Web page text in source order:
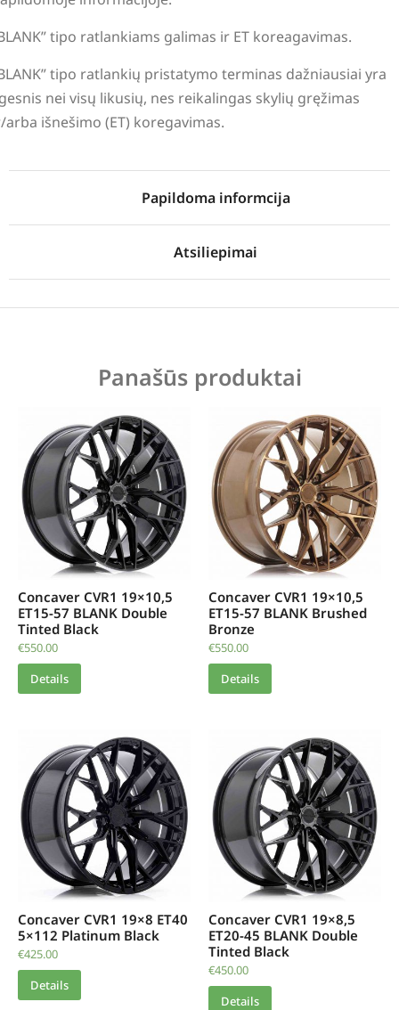
tipo ratlankiams galimas ir ET koreagavimas.
tipo ratlankių pristatymo terminas dažniausiai yra
nei visų likusių, nes reikalingas skylių gręžimas
arba išnešimo (ET) koregavimas.
Papildoma informcija
Atsiliepimai
Panašūs produktai
Concaver CVR1 19×10,5
ET15-57 BLANK Double
Tinted Black
€550.00
Details
Concaver CVR1 19×10,5
ET15-57 BLANK Brushed
Bronze
€550.00
Details
Concaver CVR1 19×8 ET40
5×112 Platinum Black
€425.00
Details
Concaver CVR1 19×8,5
ET20-45 BLANK Double
Tinted Black
€450.00
Details